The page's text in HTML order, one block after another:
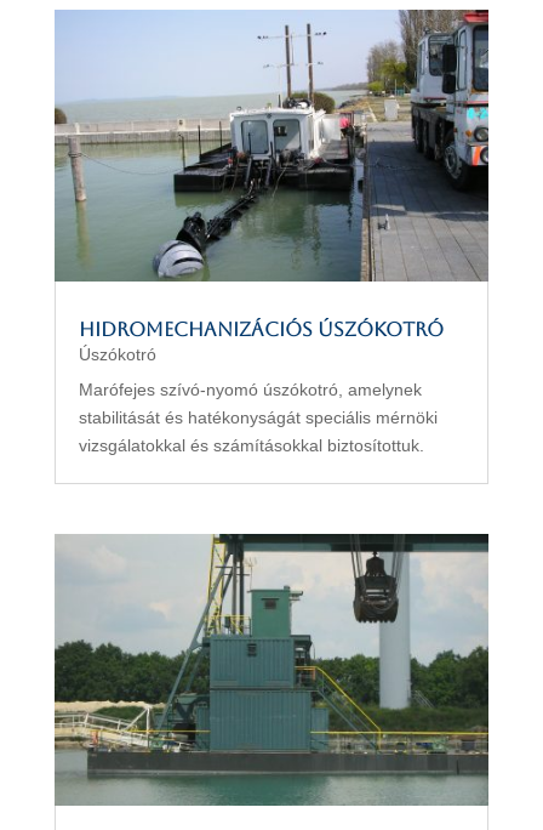
Hidromechanizációs úszókotró
Úszókotró
Marófejes szívó-nyomó úszókotró, amelynek
stabilitását és hatékonyságát speciális mérnöki
vizsgálatokkal és számításokkal biztosítottuk.